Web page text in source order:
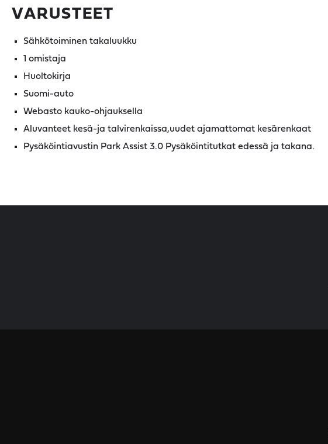
VARUSTEET
Sähkötoiminen takaluukku
1 omistaja
Huoltokirja
Suomi-auto
Webasto kauko-ohjauksella
Aluvanteet kesä-ja talvirenkaissa,uudet ajamattomat kesärenkaat
Pysäköintiavustin Park Assist 3.0 Pysäköintitutkat edessä ja takana.